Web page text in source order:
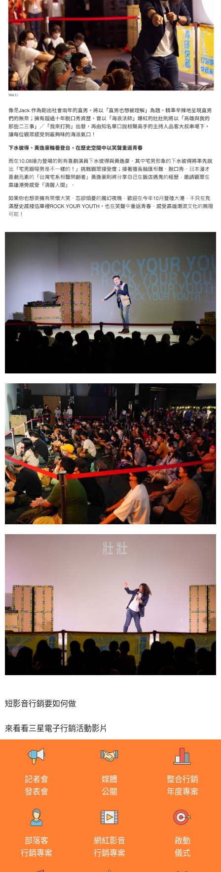
短影音行銷要如何做
來看看三星電子行銷活動影片
記者會
發表會
媒體
公關
整合行銷
年度專案
部落客
行銷專案
網紅影音
行銷專案
啟動
儀式